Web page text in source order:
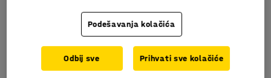
Svestrana i praktična
Podešavanja kolačića
Odbij sve Prihvati sve kolačiće